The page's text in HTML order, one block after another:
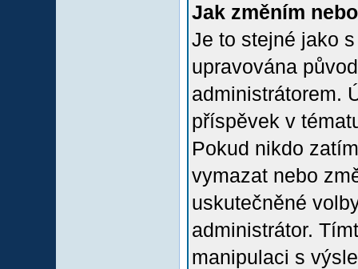
Jak změním
Je to stejné jako
upravována
administrátorem.
příspěvek v
Pokud nikdo
vymazat nebo
uskutečněné
administrátor.
manipulaci s